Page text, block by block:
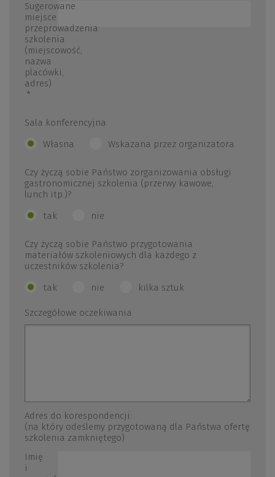
Sugerowane
miejsce
przeprowadzenia
szkolenia
(miejscowość,
nazwa
placówki,
adres)
*
Sala konferencyjna
Własna
Wskazana przez organizatora
Czy życzą sobie Państwo zorganizowania obsługi
gastronomicznej szkolenia (przerwy kawowe,
lunch itp.)?
tak
nie
Czy życzą sobie Państwo przygotowania
materiałów szkoleniowych dla każdego z
uczestników szkolenia?
tak
nie kilka sztuk
Szczegółowe oczekiwania
Adres do korespondencji:
(na który odeślemy przygotowaną dla Państwa ofertę
szkolenia zamkniętego)
Imię
i